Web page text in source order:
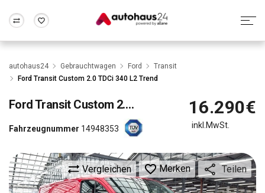
Zum Antrag
Wir bewerten dein Auto
Alle Fragen & Antworten
Rund um die Inzahlungnahme
Frankfurt Wuppertal
autohaus24 Gebrauchtwagen Ford
Transit
Ford Transit Custom 2.0 TDCi 340 L2 Trend
FordTransit Custom 2.0 TDCi 340 L2 Trend
Fahrzeugnummer 14948353
Vergleichen Merken Teilen
16.290€
inkl.MwSt.